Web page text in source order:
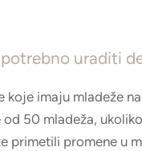
potrebno uraditi
koje imaju mladeže
od 50 mladeža,
primetili promene u